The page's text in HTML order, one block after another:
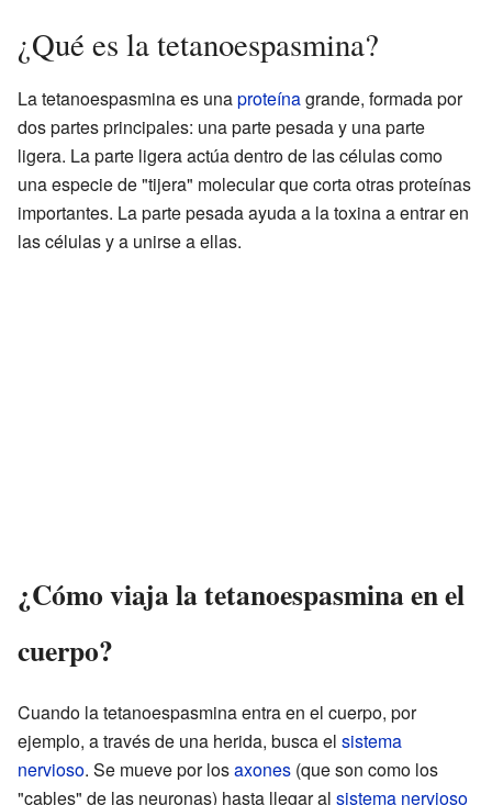
¿Qué es la tetanoespasmina?
La tetanoespasmina es unaproteínagrande, formada por
dos partes principales: una parte pesada y una parte
ligera. La parte ligera actúa dentro de las células como
una especie de "tijera" molecular que corta otras proteínas
importantes. La parte pesada ayuda a la toxina a entrar en
las células y a unirse a ellas.
¿Cómo viaja la tetanoespasmina en el
cuerpo?
Cuando la tetanoespasmina entra en el cuerpo, por
ejemplo, a través de una herida, busca el sistema
nervioso. Se mueve por losaxones (que son como los
"cables" de las neuronas) hasta llegar al sistema nervioso